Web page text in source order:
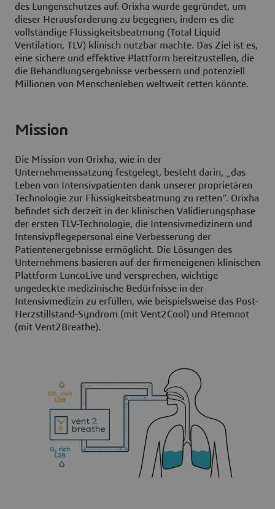
des Lungenschutzes auf. Orixha wurde gegründet, um
dieser Herausforderung zu begegnen, indem es die
vollständige Flüssigkeitsbeatmung (Total Liquid
Ventilation, TLV) klinisch nutzbar machte. Das Ziel ist es,
eine sichere und effektive Plattform bereitzustellen, die
die Behandlungsergebnisse verbessern und potenziell
Millionen von Menschenleben weltweit retten könnte.
Mission
Die Mission von Orixha, wie in der
Unternehmenssatzung festgelegt, besteht darin, „das
Leben von Intensivpatienten dank unserer proprietären
Technologie zur Flüssigkeitsbeatmung zu retten“. Orixha
befindet sich derzeit in der klinischen Validierungsphase
der ersten TLV-Technologie, die Intensivmedizinern und
Intensivpflegepersonal eine Verbesserung der
Patientenergebnisse ermöglicht. Die Lösungen des
Unternehmens basieren auf der firmeneigenen klinischen
Plattform LuncoLive und versprechen, wichtige
ungedeckte medizinische Bedürfnisse in der
Intensivmedizin zu erfüllen, wie beispielsweise das Post-
Herzstillstand-Syndrom (mit Vent2Cool) und Atemnot
(mit Vent2Breathe).